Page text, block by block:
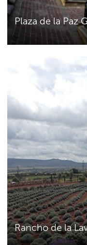
Plaza de la Paz
Rancho de la